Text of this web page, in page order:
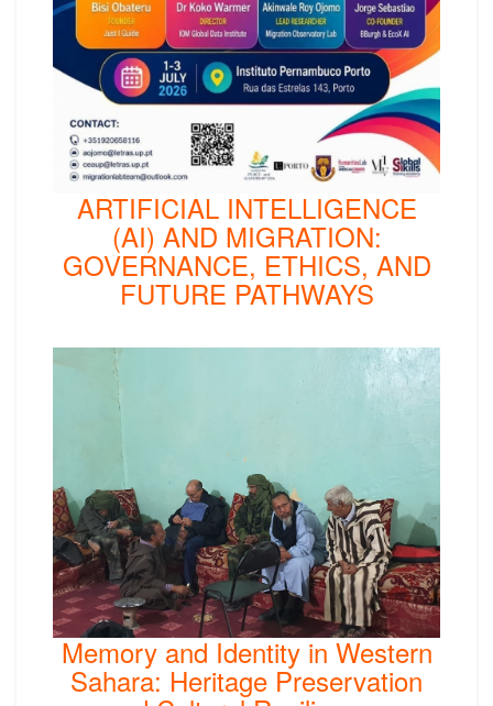
ARTIFICIAL INTELLIGENCE
(AI) AND MIGRATION:
GOVERNANCE, ETHICS, AND
FUTURE PATHWAYS
Memory and Identity in Western
Sahara: Heritage Preservation